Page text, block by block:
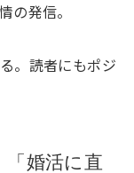
の発信。
。読者にもポジ
婚活に直